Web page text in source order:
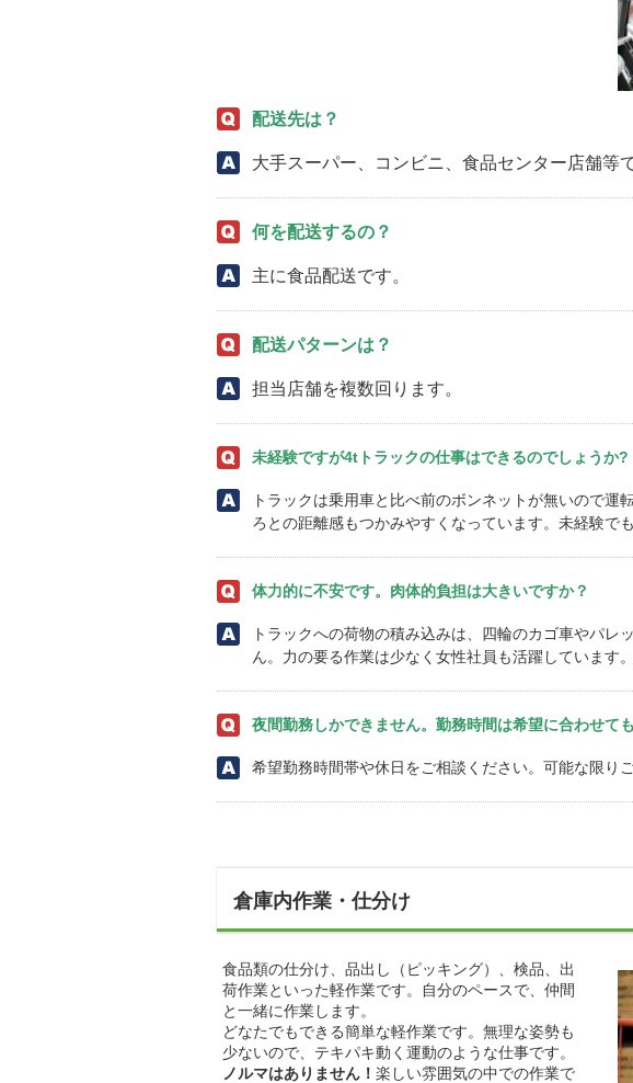
配送先は？
大手スーパー、コンビニ、食品センター店舗等
何を配送するの？
主に食品配送です。
配送パターンは？
担当店舗を複数回ります。
未経験ですが4tトラックの仕事はできるのでしょうか?
トラックは乗用車と比べ前のボンネットが無いので運
ろとの距離感もつかみやすくなっています。未経験で
体力的に不安です。肉体的負担は大きいですか？
トラックへの荷物の積み込みは、四輪のカゴ車やパ
ん。力の要る作業は少なく女性社員も活躍しています。
夜間勤務しかできません。勤務時間は希望に合わせて
希望勤務時間帯や休日をご相談ください。可能な限り
倉庫内作業・仕分け
食品類の仕分け、品出し（ピッキング）、検品、出
荷作業といった軽作業です。自分のペースで、仲間
と一緒に作業します。
どなたでもできる簡単な軽作業です。無理な姿勢も
少ないので、テキパキ動く運動のような仕事です。
ノルマはありません！ 楽しい雰囲気の中での作業で